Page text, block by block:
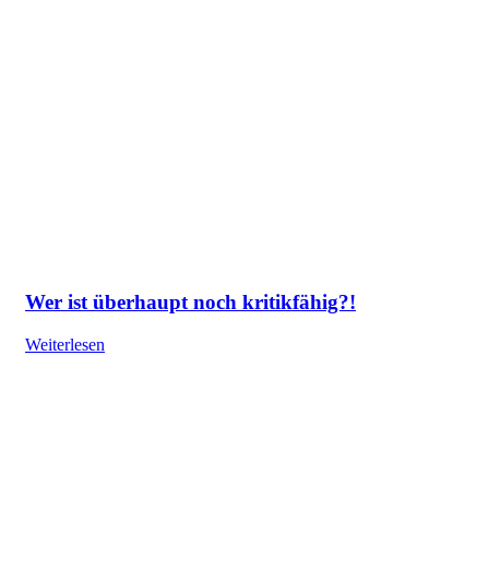
Wer ist überhaupt noch kritikfähig?!
Weiterlesen